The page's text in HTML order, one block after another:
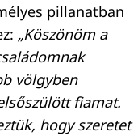
pillanatban
„Köszönöm a
völgyben
fiamat.
hogy szeretet